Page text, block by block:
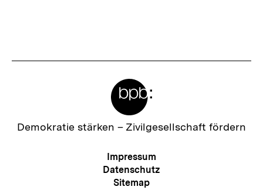
Zur
Demokratie stärken – Zivilgesellschaft fördern
Meta-
Navigation
Impressum
Datenschutz
Sitemap